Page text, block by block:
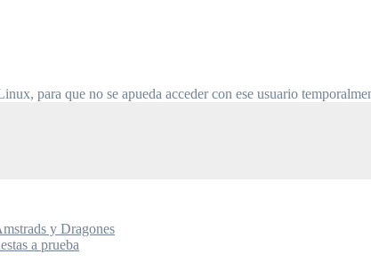
para que no se apueda acceder con ese usuario
y Dragones
a prueba